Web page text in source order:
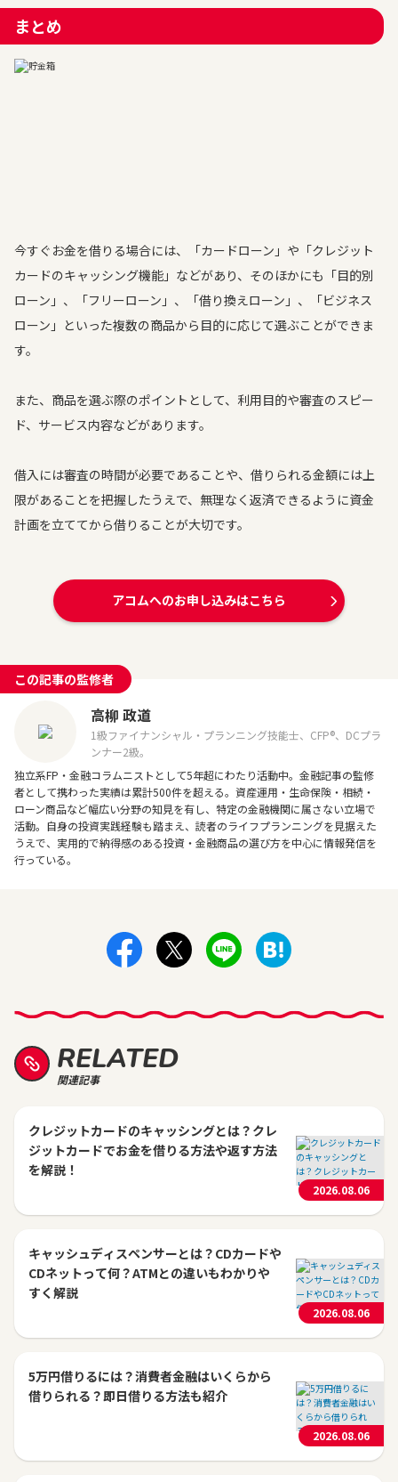
まとめ
今すぐお金を借りる場合には、「カードローン」や「クレジット
カードのキャッシング機能」などがあり、そのほかにも「目的別
ローン」、「フリーローン」、「借り換えローン」、「ビジネス
ローン」といった複数の商品から目的に応じて選ぶことができま
す。
また、商品を選ぶ際のポイントとして、利用目的や審査のスピー
ド、サービス内容などがあります。
借入には審査の時間が必要であることや、借りられる金額には上
限があることを把握したうえで、無理なく返済できるように資金
計画を立ててから借りることが大切です。
アコムへのお申し込みはこちら
この記事の監修者
高柳 政道
1級ファイナンシャル・プランニング技能士、CFP®、DCプラ
ンナー2級。
独立系FP・金融コラムニストとして5年超にわたり活動中。金融記事の監修
者として携わった実績は累計500件を超える。資産運用・生命保険・相続・
ローン商品など幅広い分野の知見を有し、特定の金融機関に属さない立場で
活動。自身の投資実践経験も踏まえ、読者のライフプランニングを見据えた
うえで、実用的で納得感のある投資・金融商品の選び方を中心に情報発信を
行っている。
RELATED
関連記事
クレジットカードのキャッシングとは？クレ
ジットカードでお金を借りる方法や返す方法
を解説！
2026.08.06
キャッシュディスペンサーとは？CDカードや
CDネットって何？ATMとの違いもわかりや
すく解説
2026.08.06
5万円借りるには？消費者金融はいくらから
借りられる？即日借りる方法も紹介
2026.08.06